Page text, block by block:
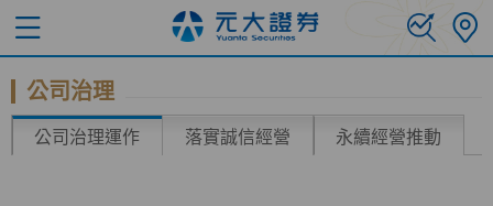
公司治理
公司治理運作 落實誠信經營 永續經營推動